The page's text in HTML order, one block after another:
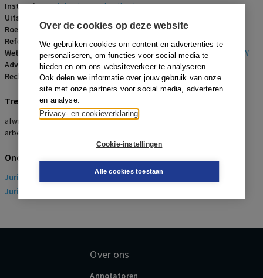
Over de cookies op deze website
We gebruiken cookies om content en advertenties te
personaliseren, om functies voor social media te
bieden en om ons websiteverkeer te analyseren.
Ook delen we informatie over jouw gebruik van onze
site met onze partners voor social media, adverteren
en analyse.
Privacy- en cookieverklaring
Cookie-instellingen
Alle cookies toestaan
Instantie:Rechtbank Noord-Holland
Uitspraakdatum:
Roepnaam:Sonneborn Refined Products B.V./werknemer
Referentienummer:AR-2017-0050
Wetsartikelen:7:669 lid 3 onderdeel d BW,7:670 lid 1 BW,
7:671b BW
Advocaten:M. Hurks en Z. Aliar
Rechters:P.J. Jansen
Trefwoorden
afwijzing ontbindingsverzoek, opzegverbod, disfunctioneren,
arbeidsongeschiktheid
Onderwerpen
Juridisch
> Arbeidsrecht
Juridisch
Over ons
Annotatoren